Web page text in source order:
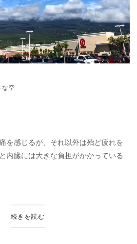
な空
を感じるが、それ以外は殆ど疲れを
内臓には大きな負担がかかっている
続きを読む